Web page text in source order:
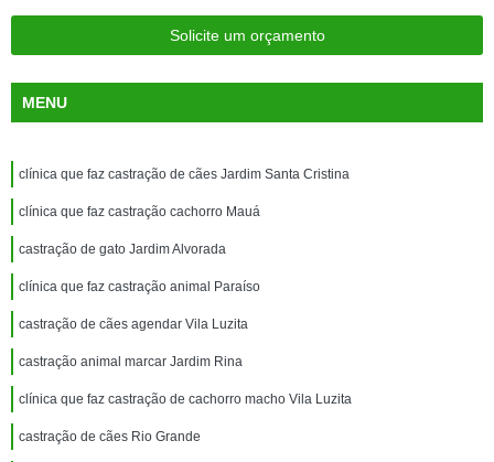
Solicite um orçamento
MENU
clínica que faz castração de cães Jardim Santa Cristina
clínica que faz castração cachorro Mauá
castração de gato Jardim Alvorada
clínica que faz castração animal Paraíso
castração de cães agendar Vila Luzita
castração animal marcar Jardim Rina
clínica que faz castração de cachorro macho Vila Luzita
castração de cães Rio Grande